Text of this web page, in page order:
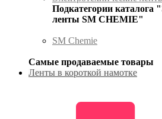
Подкатегории каталога
ленты SM CHEMIE"
SM Chemie
Самые продаваемые товары
Ленты в короткой намотке